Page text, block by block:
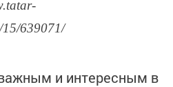
639071/
и интересным в